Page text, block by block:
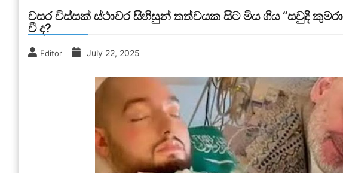
වසර විස්සක් ස්ථාවර සිහිසුන් තත්වයක සිට මිය ගිය “සවුදි
වී ද?
Editor July 22, 2025